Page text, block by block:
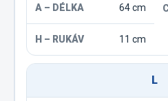
64 cm
11 cm
L